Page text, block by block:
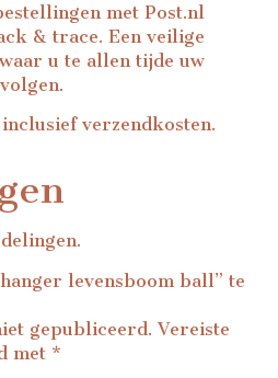
met Post.nl
& trace. Een veilige
u te allen tijde uw
verzendkosten.
levensboom ball” te
gepubliceerd. Vereiste
met *